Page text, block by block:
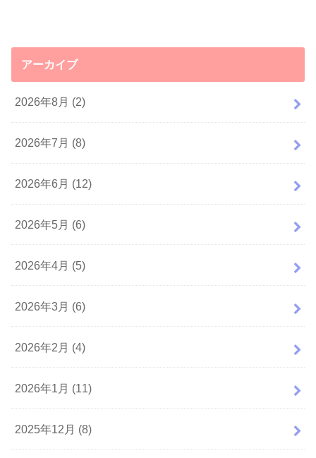
アーカイブ
2026年8月 (2)
2026年7月 (8)
2026年6月 (12)
2026年5月 (6)
2026年4月 (5)
2026年3月 (6)
2026年2月 (4)
2026年1月 (11)
2025年12月 (8)